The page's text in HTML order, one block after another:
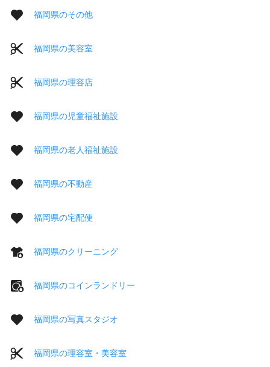
福岡県のその他
福岡県の美容室
福岡県の理容店
福岡県の児童福祉施設
福岡県の老人福祉施設
福岡県の不動産
福岡県の宅配便
福岡県のクリーニング
福岡県のコインランドリー
福岡県の写真スタジオ
福岡県の理容室・美容室